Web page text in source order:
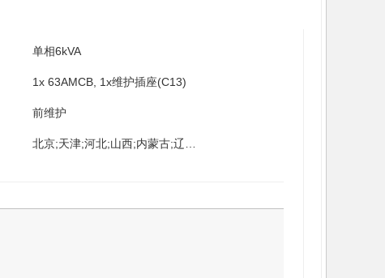
单相6kVA
1x 63AMCB, 1x维护插座(C13)
前维护